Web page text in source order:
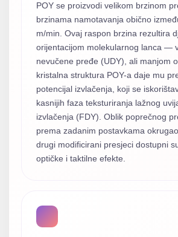
POY se proizvodi velikom brzinom
brzinama namotavanja obično
m/min. Ovaj raspon brzina rezultira
orijentacijom molekularnog lanca —
nevučene pređe (UDY), ali manjom
kristalna struktura POY-a daje mu
potencijal izvlačenja, koji se
kasnijih faza teksturiranja lažnog
izvlačenja (FDY). Oblik poprečnog
prema zadanim postavkama
drugi modificirani presjeci dostupni
optičke i taktilne efekte.